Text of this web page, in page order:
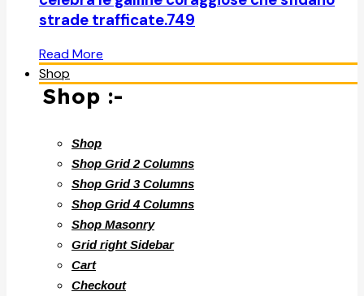
strade trafficate.749
Read More
Shop
Shop :-
Shop
Shop Grid 2 Columns
Shop Grid 3 Columns
Shop Grid 4 Columns
Shop Masonry
Grid right Sidebar
Cart
Checkout